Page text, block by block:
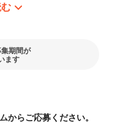
囲気◎。
で分業。
期間が
ます
からご応募ください。